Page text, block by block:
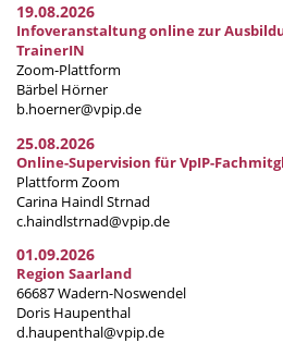
19.08.2026
Infoveranstaltung online zur
TrainerIN
Zoom-Plattform
Bärbel Hörner
b.hoerner@vpip.de
25.08.2026
Online-Supervision für VpIP-
Plattform Zoom
Carina Haindl Strnad
c.haindlstrnad@vpip.de
01.09.2026
Region Saarland
66687 Wadern-Noswendel
Doris Haupenthal
d.haupenthal@vpip.de